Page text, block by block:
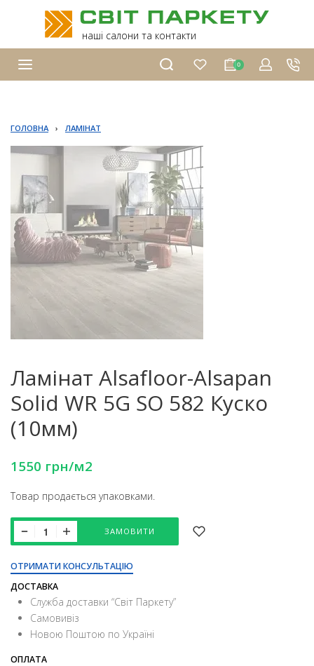
наші салони та контакти
0
ГОЛОВНА › ЛАМІНАТ
Ламінат Alsafloor-Alsapan
Solid WR 5G SO 582 Куско
(10мм)
1550 грн/м2
Товар продається упаковками.
ЗАМОВИТИ
ОТРИМАТИ КОНСУЛЬТАЦІЮ
ДОСТАВКА
Служба доставки “Свiт Паркету”
Самовивіз
Новою Поштою по Україні
ОПЛАТА